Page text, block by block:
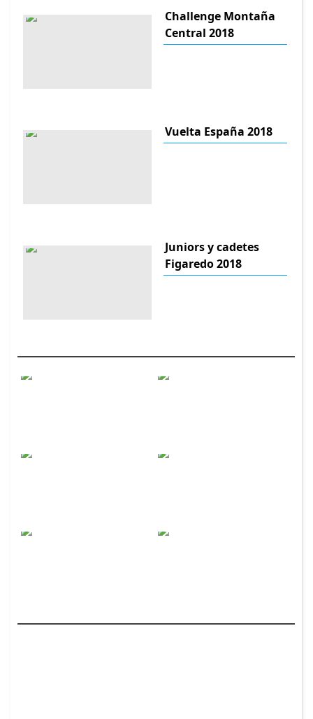
Challenge Montaña
Central 2018
Vuelta España 2018
Juniors y cadetes
Figaredo 2018